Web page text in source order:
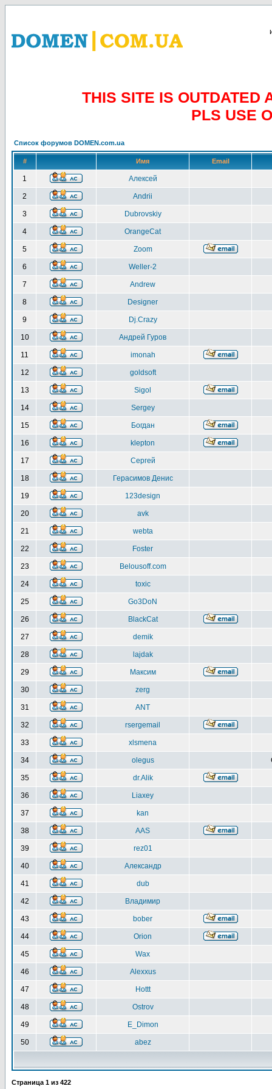
THIS SITE IS OUTDATED
PLS USE
Список форумов DOMEN.com.ua
# Имя Email
1 Алексей
2 Andrii
3 Dubrovskiy
4 OrangeCat
5 Zoom
6 Weller-2
7 Andrew
8 Designer
9 Dj.Crazy
10 Андрей Гуров
11 imonah
12 goldsoft
13 Sigol
14 Sergey
15 Богдан
16 klepton
17 Сергей
18 Герасимов Денис
19 123design
20 avk
21 webta
22 Foster
23 Belousoff.com
24 toxic
25 Go3DoN
26 BlackCat
27 demik
28 lajdak
29 Максим
30 zerg
31 ANT
32 rsergemail
33 xlsmena
34 olegus
35 dr.Alik
36 Liaxey
37 kan
38 AAS
39 rez01
40 Александр
41 dub
42 Владимир
43 bober
44 Orion
45 Wax
46 Alexxus
47 Hottt
48 Ostrov
49 E_Dimon
50 abez
Страница 1 из 422